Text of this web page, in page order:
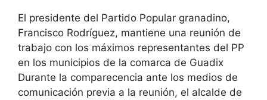
El presidente del Partido Popular granadino,
Francisco Rodríguez, mantiene una reunión de
trabajo con los máximos representantes del PP
en los municipios de la comarca de Guadix
Durante la comparecencia ante los medios de
comunicación previa a la reunión, el alcalde de